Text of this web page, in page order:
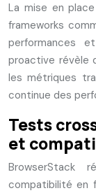
La mise en
frameworks
performances
proactive révèle
les métriques
continue des
Tests
et
BrowserStack
compatibilité en